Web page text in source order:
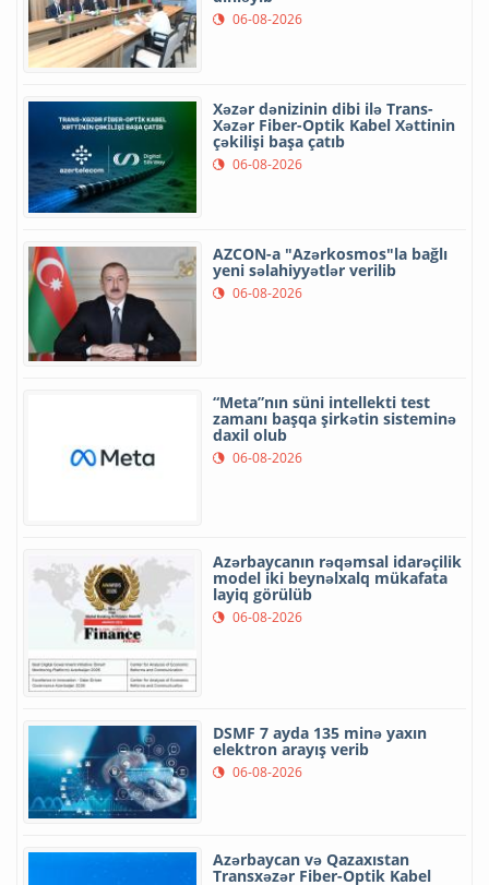
06-08-2026
Xəzər dənizinin dibi ilə Trans-
Xəzər Fiber-Optik Kabel Xəttinin
çəkilişi başa çatıb
06-08-2026
AZCON-a "Azərkosmos"la bağlı
yeni səlahiyyətlər verilib
06-08-2026
“Meta”nın süni intellekti test
zamanı başqa şirkətin sisteminə
daxil olub
06-08-2026
Azərbaycanın rəqəmsal idarəçilik
model iki beynəlxalq mükafata
layiq görülüb
06-08-2026
DSMF 7 ayda 135 minə yaxın
elektron arayış verib
06-08-2026
Azərbaycan və Qazaxıstan
Transxəzər Fiber-Optik Kabel